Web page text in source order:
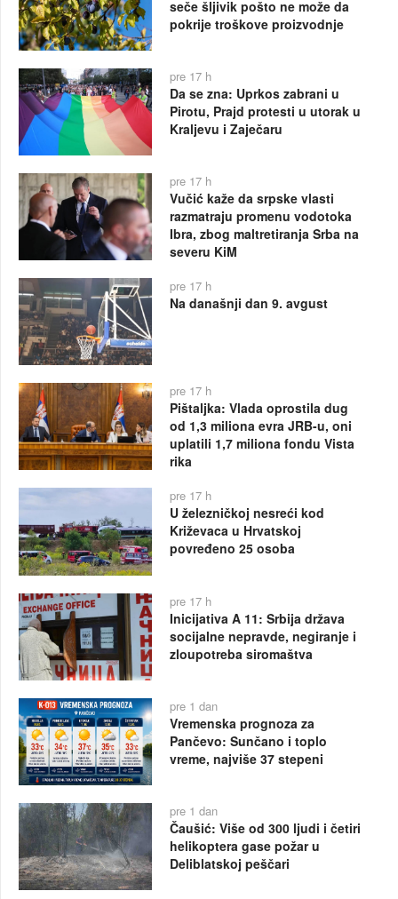
seče šljivik pošto ne može da
pokrije troškove proizvodnje
pre 17 h
Da se zna: Uprkos zabrani u
Pirotu, Prajd protesti u utorak u
Kraljevu i Zaječaru
pre 17 h
Vučić kaže da srpske vlasti
razmatraju promenu vodotoka
Ibra, zbog maltretiranja Srba na
severu KiM
pre 17 h
Na današnji dan 9. avgust
pre 17 h
Pištaljka: Vlada oprostila dug
od 1,3 miliona evra JRB-u, oni
uplatili 1,7 miliona fondu Vista
rika
pre 17 h
U železničkoj nesreći kod
Križevaca u Hrvatskoj
povređeno 25 osoba
pre 17 h
Inicijativa A 11: Srbija država
socijalne nepravde, negiranje i
zloupotreba siromaštva
pre 1 dan
Vremenska prognoza za
Pančevo: Sunčano i toplo
vreme, najviše 37 stepeni
pre 1 dan
Čaušić: Više od 300 ljudi i četiri
helikoptera gase požar u
Deliblatskoj peščari